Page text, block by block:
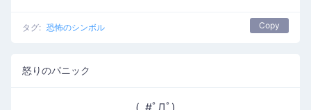
タグ: 恐怖のシンボル Copy
怒りのパニック
(,,#ﾟДﾟ)